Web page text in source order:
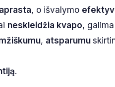
, o išvalymo
neskleidžia kvapo,
, atsparumu
.